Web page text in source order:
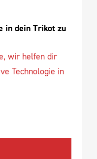
in dein Trikot zu
wir helfen dir
Technologie in